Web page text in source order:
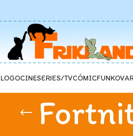
CINESERIES/TVCÓMICFUNKO